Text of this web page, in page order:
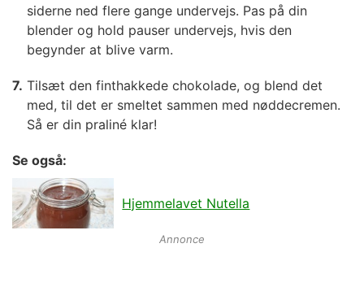
siderne ned flere gange undervejs. Pas på din
blender og hold pauser undervejs, hvis den
begynder at blive varm.
Tilsæt den finthakkede chokolade, og blend det
med, til det er smeltet sammen med nøddecremen.
Så er din praliné klar!
Se også:
Hjemmelavet Nutella
Annonce